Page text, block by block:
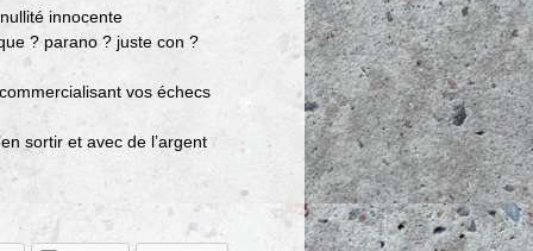
innocente
? parano ? juste con ?
vos échecs
sortir et avec de l’argent